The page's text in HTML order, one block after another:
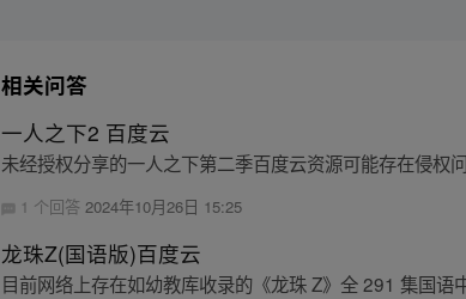
相关问答
一人之下2 百度云
未经授权分享的一人之下第二季百度云资源可能存在侵权
1 个回答2024年10月26日 15:25
龙珠Z(国语版)百度云
目前网络上存在如幼教库收录的《龙珠 Z》全 291 集国语